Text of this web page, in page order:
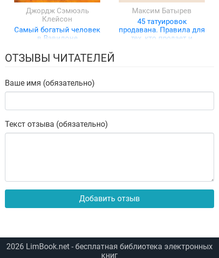
Джордж Сэмюэль
Клейсон
Самый богатый человек
в Вавилоне
Максим Батырев
45 татуировок
продавана. Правила для
тех, кто продает и
ОТЗЫВЫ ЧИТАТЕЛЕЙ
Ваше имя (обязательно)
Текст отзыва (обязательно)
Добавить отзыв
2026 LimBook.net - бесплатная библиотека электронных
книг